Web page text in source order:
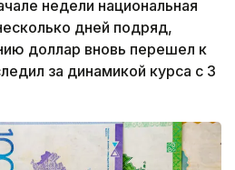
недели национальная
дней подряд,
доллар вновь перешел к
за динамикой курса с 3